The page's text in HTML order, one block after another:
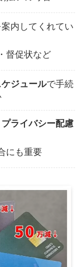
案内してくれてい
督促状など
ジュールで手続
ライバシー配慮
にも重要